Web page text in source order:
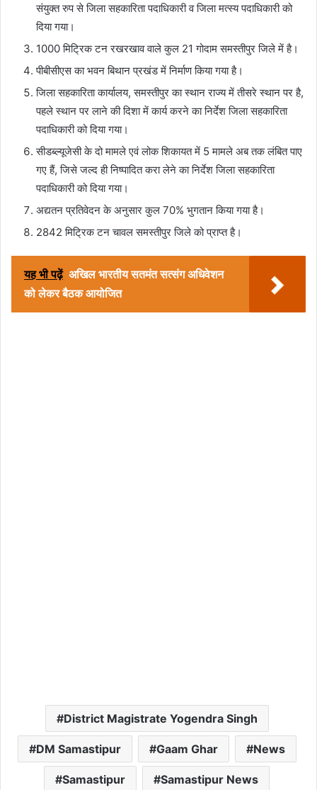
संयुक्त रुप से जिला सहकारिता पदाधिकारी व जिला मत्स्य पदाधिकारी को
दिया गया।
1000 मिट्रिक टन रखरखाव वाले कुल 21 गोदाम समस्तीपुर जिले में है।
पीबीसीएस का भवन बिथान प्रखंड में निर्माण किया गया है।
जिला सहकारिता कार्यालय, समस्तीपुर का स्थान राज्य में तीसरे स्थान पर है,
पहले स्थान पर लाने की दिशा में कार्य करने का निर्देश जिला सहकारिता
पदाधिकारी को दिया गया।
सीडब्ल्यूजेसी के दो मामले एवं लोक शिकायत में 5 मामले अब तक लंबित पाए
गए हैं, जिसे जल्द ही निष्पादित करा लेने का निर्देश जिला सहकारिता
पदाधिकारी को दिया गया।
अद्यतन प्रतिवेदन के अनुसार कुल 70% भुगतान किया गया है।
2842 मिट्रिक टन चावल समस्तीपुर जिले को प्राप्त है।
यह भी पढ़ें अखिल भारतीय सतमंत सत्संग अधिवेशन
को लेकर बैठक आयोजित
District Magistrate Yogendra Singh
DM Samastipur Gaam Ghar News
Samastipur Samastipur News